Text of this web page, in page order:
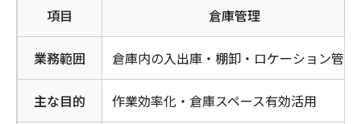
項目 倉庫管理
業務範囲 倉庫内の入出庫・棚卸・ロケーション管理
主な目的 作業効率化・倉庫スペース有効活用